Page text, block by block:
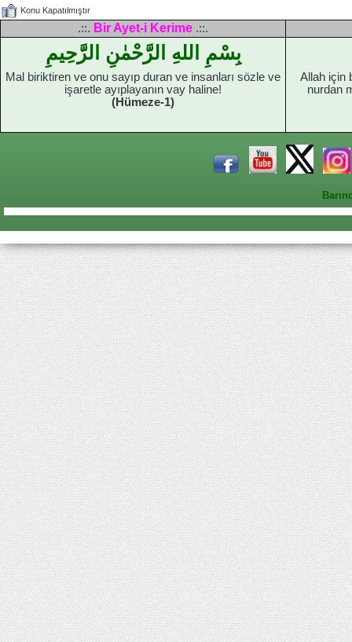
Konu Kapatılmıştır
.::. Bir Ayet-i Kerime .::.
بِسْمِ اللهِ الرَّحْمٰنِ الرَّحِيمِ
Mal biriktiren ve onu sayıp duran ve insanları sözle ve
işaretle ayıplayanın vay haline!
(Hümeze-1)
Allah için
nurdan